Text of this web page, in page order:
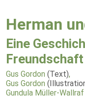
Herman
Eine
Freundschaft
Gus Gordon (Text),
Gus Gordon
Gundula Müller-Wallraf